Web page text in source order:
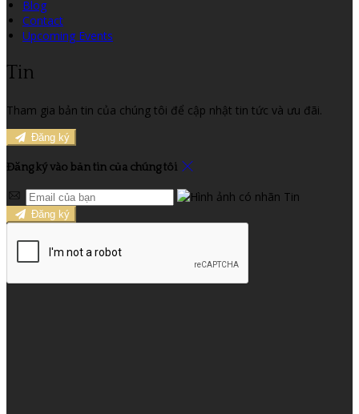
Blog
Contact
Upcoming Events
Tin
Tham gia bản tin của chúng tôi để cập nhật tin tức và ưu đãi.
Đăng ký
Đăng ký vào bản tin của chúng tôi
Đăng ký